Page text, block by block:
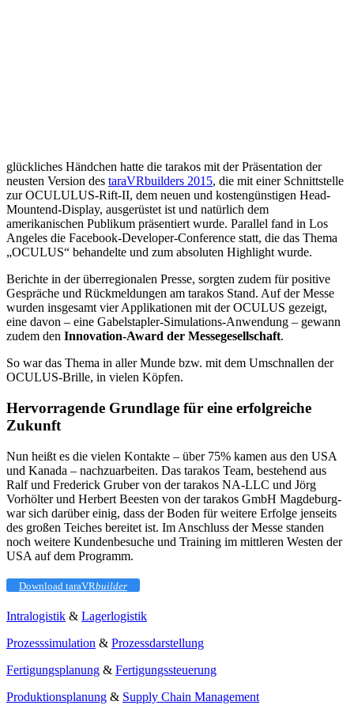
glückliches Händchen hatte die tarakos mit der Präsentation der
neusten Version des taraVRbuilders 2015, die mit einer Schnittstelle
zur OCULULUS-Rift-II, dem neuen und kostengünstigen Head-
Mountend-Display, ausgerüstet ist und natürlich dem
amerikanischen Publikum präsentiert wurde. Parallel fand in Los
Angeles die Facebook-Developer-Conference statt, die das Thema
„OCULUS“ behandelte und zum absoluten Highlight wurde.
Berichte in der überregionalen Presse, sorgten zudem für positive
Gespräche und Rückmeldungen am tarakos Stand. Auf der Messe
wurden insgesamt vier Applikationen mit der OCULUS gezeigt,
eine davon – eine Gabelstapler-Simulations-Anwendung – gewann
zudem den Innovation-Award der Messegesellschaft.
So war das Thema in aller Munde bzw. mit dem Umschnallen der
OCULUS-Brille, in vielen Köpfen.
Hervorragende Grundlage für eine erfolgreiche
Zukunft
Nun heißt es die vielen Kontakte – über 75% kamen aus den USA
und Kanada – nachzuarbeiten. Das tarakos Team, bestehend aus
Ralf und Frederick Gruber von der tarakos NA-LLC und Jörg
Vorhölter und Herbert Beesten von der tarakos GmbH Magdeburg-
war sich darüber einig, dass der Boden für weitere Erfolge jenseits
des großen Teiches bereitet ist. Im Anschluss der Messe standen
noch weitere Kundenbesuche und Training im mittleren Westen der
USA auf dem Programm.
Download taraVRbuilder
Intralogistik & Lagerlogistik
Prozesssimulation & Prozessdarstellung
Fertigungsplanung & Fertigungssteuerung
Produktionsplanung & Supply Chain Management